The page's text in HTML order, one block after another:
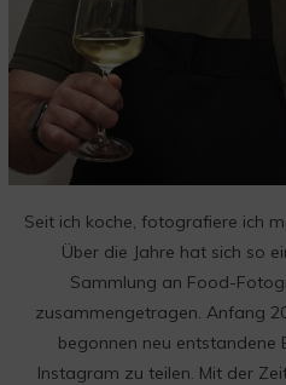
Seit ich koche, fotografiere ich
Über die Jahre hat sich so
Sammlung an Food-
zusammengetragen. Anfang
begonnen neu entstandene
Instagram zu teilen. Mit der